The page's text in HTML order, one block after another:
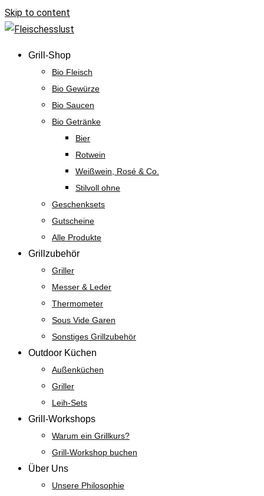
Skip to content
Grill-Shop
Bio Fleisch
Bio Gewürze
Bio Saucen
Bio Getränke
Bier
Rotwein
Weißwein, Rosé & Co.
Stilvoll ohne
Geschenksets
Gutscheine
Alle Produkte
Grillzubehör
Griller
Messer & Leder
Thermometer
Sous Vide Garen
Sonstiges Grillzubehör
Outdoor Küchen
Außenküchen
Griller
Leih-Sets
Grill-Workshops
Warum ein Grillkurs?
Grill-Workshop buchen
Über Uns
Unsere Philosophie